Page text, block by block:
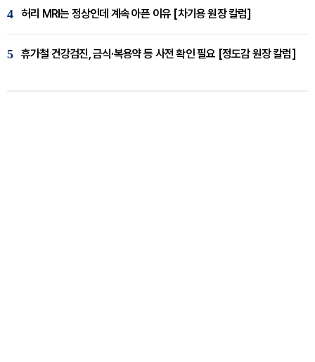
4 허리 MRI는 정상인데 계속 아픈 이유 [차기용 원장 칼럼]
5 휴가철 건강검진, 금식·복용약 등 사전 확인 필요 [정도감 원장 칼럼]